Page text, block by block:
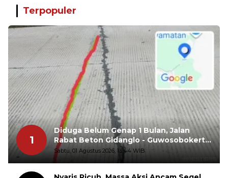
Terpopuler
1
Diduga Belum Genap 1 Bulan, Jalan
Rabat Beton Gidanglo - Guwosobokerto
Sudah Pecah
Sabtu, 01 Agustus 2026, 13:44 WIB